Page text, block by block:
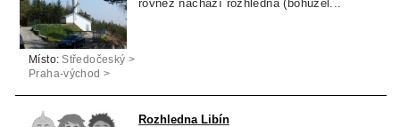
rovněž nachází rozhledna (bohužel...
Místo: Středočeský >
Praha-východ >
Rozhledna Libín